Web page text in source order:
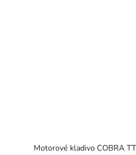
Motorové kladivo COBRA